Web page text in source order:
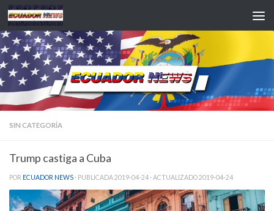
Saltar al contenido
SIN CATEGORÍA
Trump castiga a Cuba
POR ECUADOR NEWS · PUBLICADA2019-04-24 · ACTUALIZADO2019-04-24